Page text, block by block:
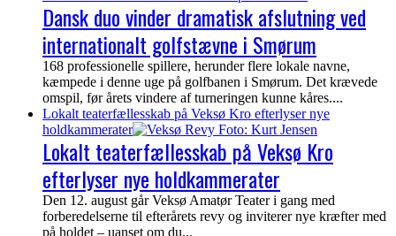
Dansk duo vinder dramatisk afslutning ved
internationalt golfstævne i Smørum
168 professionelle spillere, herunder flere lokale navne,
kæmpede i denne uge på golfbanen i Smørum. Det krævede
omspil, før årets vindere af turneringen kunne kåres....
Lokalt teaterfællesskab på Veksø Kro efterlyser nye
holdkammerater
Lokalt teaterfællesskab på Veksø Kro
efterlyser nye holdkammerater
Den 12. august går Veksø Amatør Teater i gang med
forberedelserne til efterårets revy og inviterer nye kræfter med
på holdet – uanset om du...